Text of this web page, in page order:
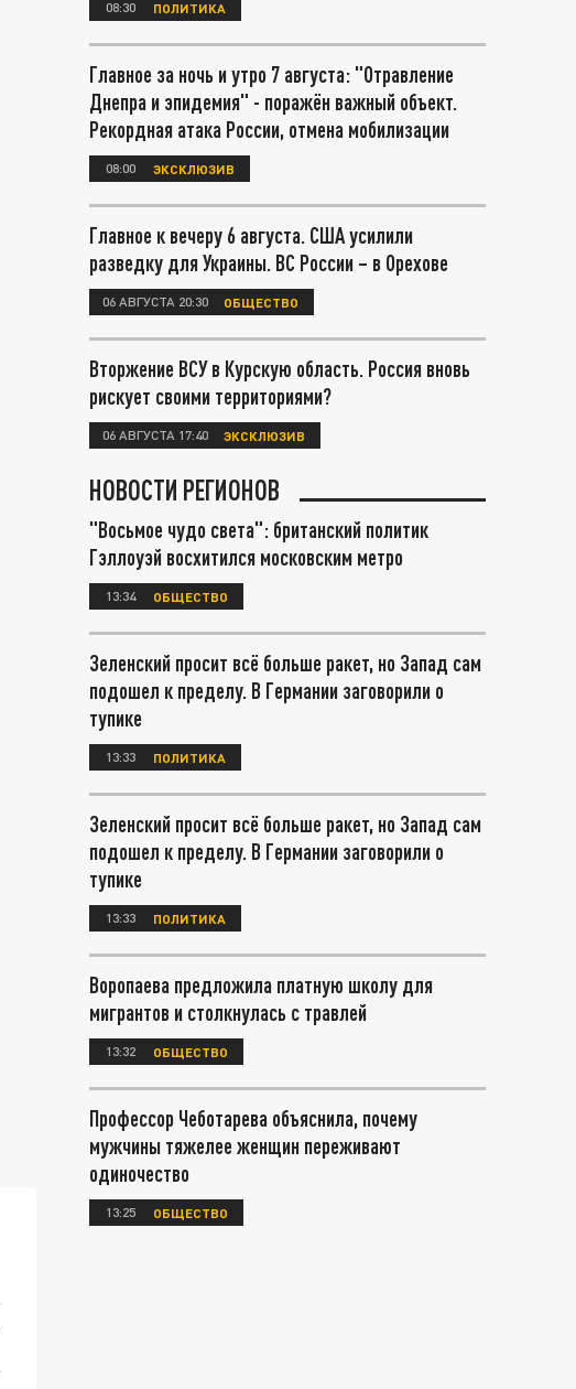
08:30 ПОЛИТИКА
Главное за ночь и утро 7 августа: "Отравление
Днепра и эпидемия" - поражён важный объект.
Рекордная атака России, отмена мобилизации
08:00 ЭКСКЛЮЗИВ
Главное к вечеру 6 августа. США усилили
разведку для Украины. ВС России – в Орехове
06 АВГУСТА 20:30 ОБЩЕСТВО
Вторжение ВСУ в Курскую область. Россия вновь
рискует своими территориями?
06 АВГУСТА 17:40 ЭКСКЛЮЗИВ
НОВОСТИ РЕГИОНОВ
"Восьмое чудо света": британский политик
Гэллоуэй восхитился московским метро
13:34 ОБЩЕСТВО
Зеленский просит всё больше ракет, но Запад сам
подошел к пределу. В Германии заговорили о
тупике
13:33 ПОЛИТИКА
Зеленский просит всё больше ракет, но Запад сам
подошел к пределу. В Германии заговорили о
тупике
13:33 ПОЛИТИКА
Воропаева предложила платную школу для
мигрантов и столкнулась с травлей
13:32 ОБЩЕСТВО
Профессор Чеботарева объяснила, почему
мужчины тяжелее женщин переживают
одиночество
13:25 ОБЩЕСТВО